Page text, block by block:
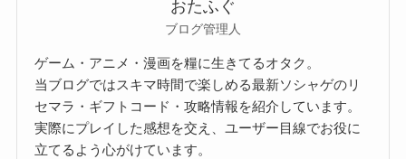
おたふぐ
ブログ管理人
ゲーム・アニメ・漫画を糧に生きてるオタク。
当ブログではスキマ時間で楽しめる最新ソシャゲのリ
セマラ・ギフトコード・攻略情報を紹介しています。
実際にプレイした感想を交え、ユーザー目線でお役に
立てるよう心がけています。